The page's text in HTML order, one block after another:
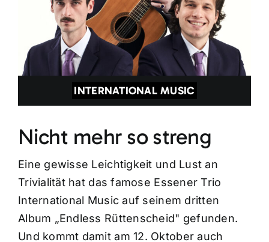
INTERNATIONAL MUSIC
Nicht mehr so streng
Eine gewisse Leichtigkeit und Lust an
Trivialität hat das famose Essener Trio
International Music auf seinem dritten
Album „Endless Rüttenscheid" gefunden.
Und kommt damit am 12. Oktober auch